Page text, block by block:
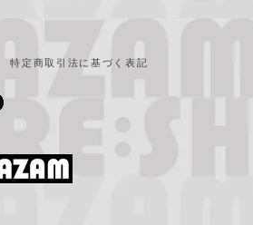
特定商取引法に基づく表記